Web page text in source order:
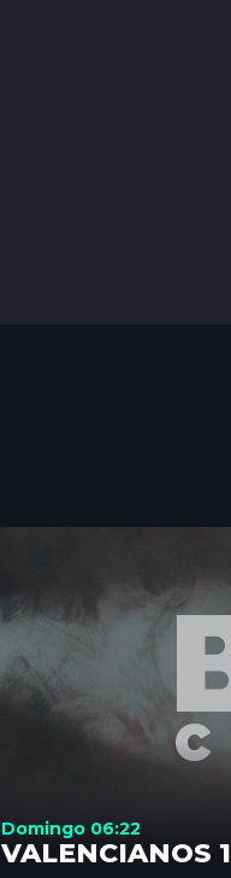
Domingo 06:22
VALENCIANOS